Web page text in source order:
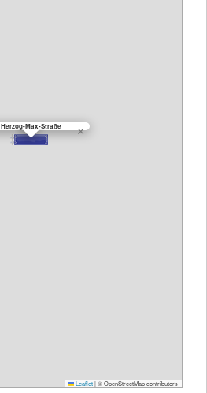
Herzog-Max-Straße ×
Leaflet|© OpenStreetMap contributors